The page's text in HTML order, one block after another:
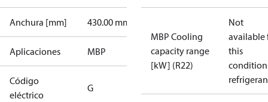
Anchura [mm] 430.00 mm
Aplicaciones MBP
Código
eléctrico
G
MBP Cooling
capacity range
[kW] (R22)
Not
available
this